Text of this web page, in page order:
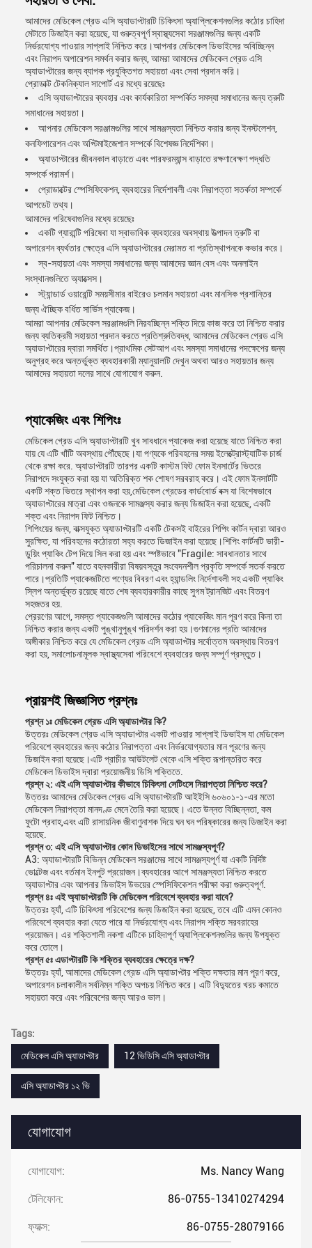
যোগাযোগ
যোগাযোগ: Ms. Nancy Wang
টেলিফোন: 86-0755-13410274294
ফ্যাক্স: 86-0755-28079166
আমাদের মেডিকেল গ্রেড এসি অ্যাডাপ্টারটি চিকিৎসা অ্যাপ্লিকেশনগুলির কঠোর চাহিদা
মেটাতে ডিজাইন করা হয়েছে, যা গুরুত্বপূর্ণ স্বাস্থ্যসেবা সরঞ্জামগুলির জন্য একটি
নির্ভরযোগ্য পাওয়ার সাপ্লাই নিশ্চিত করে।আপনার মেডিকেল ডিভাইসের অবিচ্ছিন্ন
এবং নিরাপদ অপারেশন সমর্থন করার জন্য, আমরা আমাদের মেডিকেল গ্রেড এসি
অ্যাডাপ্টারের জন্য ব্যাপক প্রযুক্তিগত সহায়তা এবং সেবা প্রদান করি।
প্রোডাক্ট টেকনিক্যাল সাপোর্ট এর মধ্যে রয়েছেঃ
এসি অ্যাডাপ্টারের ব্যবহার এবং কার্যকারিতা সম্পর্কিত সমস্যা সমাধানের জন্য ত্রুটি
সমাধানের সহায়তা।
আপনার মেডিকেল সরঞ্জামগুলির সাথে সামঞ্জস্যতা নিশ্চিত করার জন্য ইনস্টলেশন,
কনফিগারেশন এবং অপ্টিমাইজেশান সম্পর্কে বিশেষজ্ঞ নির্দেশিকা।
অ্যাডাপ্টারের জীবনকাল বাড়াতে এবং পারফরম্যান্স বাড়াতে রক্ষণাবেক্ষণ পদ্ধতি
সম্পর্কে পরামর্শ।
প্রোডাক্টের স্পেসিফিকেশন, ব্যবহারের নির্দেশাবলী এবং নিরাপত্তা সতর্কতা সম্পর্কে
আপডেট তথ্য।
আমাদের পরিষেবাগুলির মধ্যে রয়েছেঃ
একটি গ্যারান্টি পরিষেবা যা স্বাভাবিক ব্যবহারের অবস্থায় উত্পাদন ত্রুটি বা
অপারেশন ব্যর্থতার ক্ষেত্রে এসি অ্যাডাপ্টারের মেরামত বা প্রতিস্থাপনকে কভার করে।
স্ব-সহায়তা এবং সমস্যা সমাধানের জন্য আমাদের জ্ঞান বেস এবং অনলাইন
সংস্থানগুলিতে অ্যাক্সেস।
স্ট্যান্ডার্ড ওয়ারেন্টি সময়সীমার বাইরেও চলমান সহায়তা এবং মানসিক প্রশান্তির
জন্য ঐচ্ছিক বর্ধিত সার্ভিস প্যাকেজ।
আমরা আপনার মেডিকেল সরঞ্জামগুলি নিরবচ্ছিন্ন শক্তি দিয়ে কাজ করে তা নিশ্চিত করার
জন্য ব্যতিক্রমী সহায়তা প্রদান করতে প্রতিশ্রুতিবদ্ধ, আমাদের মেডিকেল গ্রেড এসি
অ্যাডাপ্টারের দ্বারা সমর্থিত।প্রাথমিক সেটআপ এবং সমস্যা সমাধানের পদক্ষেপের জন্য
অনুগ্রহ করে অন্তর্ভুক্ত ব্যবহারকারী ম্যানুয়ালটি দেখুন অথবা আরও সহায়তার জন্য
আমাদের সহায়তা দলের সাথে যোগাযোগ করুন.
প্যাকেজিং এবং শিপিংঃ
মেডিকেল গ্রেড এসি অ্যাডাপ্টারটি খুব সাবধানে প্যাকেজ করা হয়েছে যাতে নিশ্চিত করা
যায় যে এটি খাঁটি অবস্থায় পৌঁছেছে।যা পণ্যকে পরিবহনের সময় ইলেক্ট্রোস্ট্যাটিক চার্জ
থেকে রক্ষা করে. অ্যাডাপ্টারটি তারপর একটি কাস্টম ফিট ফোম ইনসার্টের ভিতরে
নিরাপদে সংযুক্ত করা হয় যা অতিরিক্ত শক শোষণ সরবরাহ করে। এই ফোম ইনসার্টটি
একটি শক্ত ভিতরে স্থাপন করা হয়,মেডিকেল গ্রেডের কার্ডবোর্ড বক্স যা বিশেষভাবে
অ্যাডাপ্টারের মাত্রা এবং ওজনকে সামঞ্জস্য করার জন্য ডিজাইন করা হয়েছে, একটি
শক্ত এবং নিরাপদ ফিট নিশ্চিত।
শিপিংয়ের জন্য, বাক্সযুক্ত অ্যাডাপ্টারটি একটি টেকসই বাইরের শিপিং কার্টন দ্বারা আরও
সুরক্ষিত, যা পরিবহনের কঠোরতা সহ্য করতে ডিজাইন করা হয়েছে।শিপিং কার্টনটি ভারী-
ডুয়িং প্যাকিং টেপ দিয়ে সিল করা হয় এবং স্পষ্টভাবে "Fragile: সাবধানতার সাথে
পরিচালনা করুন" যাতে বহনকারীরা বিষয়বস্তুর সংবেদনশীল প্রকৃতি সম্পর্কে সতর্ক করতে
পারে।প্রতিটি প্যাকেজটিতে পণ্যের বিবরণ এবং হ্যান্ডলিং নির্দেশাবলী সহ একটি প্যাকিং
স্লিপ অন্তর্ভুক্ত রয়েছে যাতে শেষ ব্যবহারকারীর কাছে সুগম ট্রানজিট এবং বিতরণ
সহজতর হয়.
প্রেরণের আগে, সমস্ত প্যাকেজগুলি আমাদের কঠোর প্যাকেজিং মান পূরণ করে কিনা তা
নিশ্চিত করার জন্য একটি পুঙ্খানুপুঙ্খ পরিদর্শন করা হয়।গুণমানের প্রতি আমাদের
অঙ্গীকার নিশ্চিত করে যে মেডিকেল গ্রেড এসি অ্যাডাপ্টার সর্বোত্তম অবস্থায় বিতরণ
করা হয়, সমালোচনামূলক স্বাস্থ্যসেবা পরিবেশে ব্যবহারের জন্য সম্পূর্ণ প্রস্তুত।
প্রায়শই জিজ্ঞাসিত প্রশ্নঃ
প্রশ্ন ১ঃ মেডিকেল গ্রেড এসি অ্যাডাপ্টার কি?
উত্তরঃ মেডিকেল গ্রেড এসি অ্যাডাপ্টার একটি পাওয়ার সাপ্লাই ডিভাইস যা মেডিকেল
পরিবেশে ব্যবহারের জন্য কঠোর নিরাপত্তা এবং নির্ভরযোগ্যতার মান পূরণের জন্য
ডিজাইন করা হয়েছে।এটি প্রাচীর আউটলেট থেকে এসি শক্তি রূপান্তরিত করে
মেডিকেল ডিভাইস দ্বারা প্রয়োজনীয় ডিসি শক্তিতে.
প্রশ্ন ২: এই এসি অ্যাডাপ্টার কীভাবে চিকিৎসা সেটিংসে নিরাপত্তা নিশ্চিত করে?
উত্তরঃ আমাদের মেডিকেল গ্রেড এসি অ্যাডাপ্টারটি আইইসি ৬০৬০১-১-এর মতো
মেডিকেল নিরাপত্তা মানদণ্ড মেনে তৈরি করা হয়েছে। এতে উন্নত বিচ্ছিন্নতা, কম
ফুটো প্রবাহ,এবং এটি রাসায়নিক জীবাণুনাশক দিয়ে ঘন ঘন পরিষ্কারের জন্য ডিজাইন করা
হয়েছে.
প্রশ্ন ৩: এই এসি অ্যাডাপ্টার কোন ডিভাইসের সাথে সামঞ্জস্যপূর্ণ?
A3: অ্যাডাপ্টারটি বিভিন্ন মেডিকেল সরঞ্জামের সাথে সামঞ্জস্যপূর্ণ যা একটি নির্দিষ্ট
ভোল্টেজ এবং বর্তমান ইনপুট প্রয়োজন।ব্যবহারের আগে সামঞ্জস্যতা নিশ্চিত করতে
অ্যাডাপ্টার এবং আপনার ডিভাইস উভয়ের স্পেসিফিকেশন পরীক্ষা করা গুরুত্বপূর্ণ.
প্রশ্ন ৪ঃ এই অ্যাডাপ্টারটি কি মেডিকেল পরিবেশে ব্যবহার করা যাবে?
উত্তরঃ হ্যাঁ, এটি চিকিৎসা পরিবেশের জন্য ডিজাইন করা হয়েছে, তবে এটি এমন কোনও
পরিবেশে ব্যবহার করা যেতে পারে যা নির্ভরযোগ্য এবং নিরাপদ শক্তি সরবরাহের
প্রয়োজন। এর শক্তিশালী নকশা এটিকে চাহিদাপূর্ণ অ্যাপ্লিকেশনগুলির জন্য উপযুক্ত
করে তোলে।
প্রশ্ন ৫ঃ এডাপ্টারটি কি শক্তির ব্যবহারের ক্ষেত্রে দক্ষ?
উত্তরঃ হ্যাঁ, আমাদের মেডিকেল গ্রেড এসি অ্যাডাপ্টার শক্তি দক্ষতার মান পূরণ করে,
অপারেশন চলাকালীন সর্বনিম্ন শক্তি অপচয় নিশ্চিত করে। এটি বিদ্যুতের খরচ কমাতে
সহায়তা করে এবং পরিবেশের জন্য আরও ভাল।
Tags:
মেডিকেল এসি অ্যাডাপ্টার
12 ভিডিসি এসি অ্যাডাপ্টার
এসি অ্যাডাপ্টার ১২ ভি